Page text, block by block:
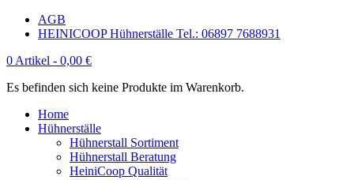
AGB
HEINICOOP Hühnerställe Tel.: 06897 7688931
0 Artikel - 0,00 €
Es befinden sich keine Produkte im Warenkorb.
Home
Hühnerställe
Hühnerstall Sortiment
Hühnerstall Beratung
HeiniCoop Qualität